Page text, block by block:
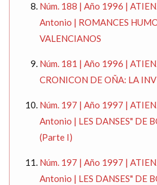
Núm. 188 | Año 1996 |
Antonio | ROMANCES
VALENCIANOS
Núm. 181 | Año 1996 |
CRONICON DE OÑA: LA
Núm. 197 | Año 1997 |
Antonio | LES DANSES" DE
(Parte I)
Núm. 197 | Año 1997 |
Antonio | LES DANSES" DE